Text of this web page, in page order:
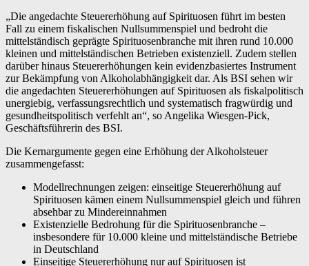
„Die angedachte Steuererhöhung auf Spirituosen führt im besten
Fall zu einem fiskalischen Nullsummenspiel und bedroht die
mittelständisch geprägte Spirituosenbranche mit ihren rund 10.000
kleinen und mittelständischen Betrieben existenziell. Zudem stellen
darüber hinaus Steuererhöhungen kein evidenzbasiertes Instrument
zur Bekämpfung von Alkoholabhängigkeit dar. Als BSI sehen wir
die angedachten Steuererhöhungen auf Spirituosen als fiskalpolitisch
unergiebig, verfassungsrechtlich und systematisch fragwürdig und
gesundheitspolitisch verfehlt an“, so Angelika Wiesgen-Pick,
Geschäftsführerin des BSI.
Die Kernargumente gegen eine Erhöhung der Alkoholsteuer
zusammengefasst:
Modellrechnungen zeigen: einseitige Steuererhöhung auf
Spirituosen kämen einem Nullsummenspiel gleich und führen
absehbar zu Mindereinnahmen
Existenzielle Bedrohung für die Spirituosenbranche –
insbesondere für 10.000 kleine und mittelständische Betriebe
in Deutschland
Einseitige Steuererhöhung nur auf Spirituosen ist